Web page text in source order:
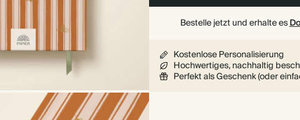
Bestelle jetzt und erhalte es
Kostenlose Personalisierung
Hochwertiges, nachhaltig
Perfekt als Geschenk (oder